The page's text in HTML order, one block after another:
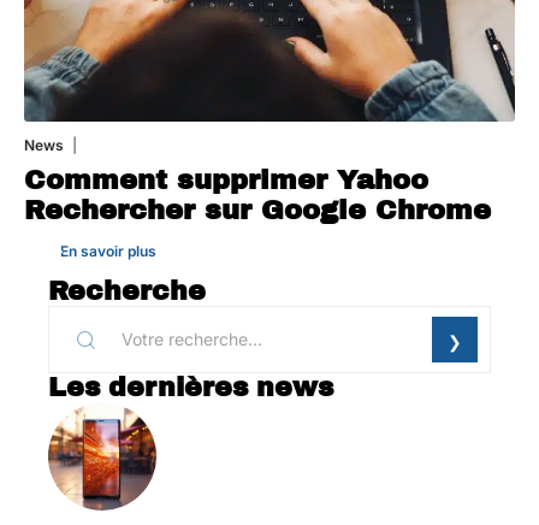
News
Comment supprimer Yahoo
Rechercher sur Google Chrome
En savoir plus
Recherche
Les dernières news